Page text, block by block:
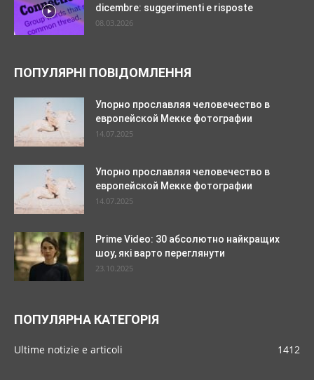
dicembre: suggerimenti e risposte
08.03.2026
ПОПУЛЯРНІ ПОВІДОМЛЕННЯ
Упорно прославляя человечество в
европейской Мекке фотографии
14.07.2025
Упорно прославляя человечество в
европейской Мекке фотографии
14.07.2025
Prime Video: 30 абсолютно найкращих
шоу, які варто переглянути
23.10.2025
ПОПУЛЯРНА КАТЕГОРІЯ
Ultime notizie e articoli 1412